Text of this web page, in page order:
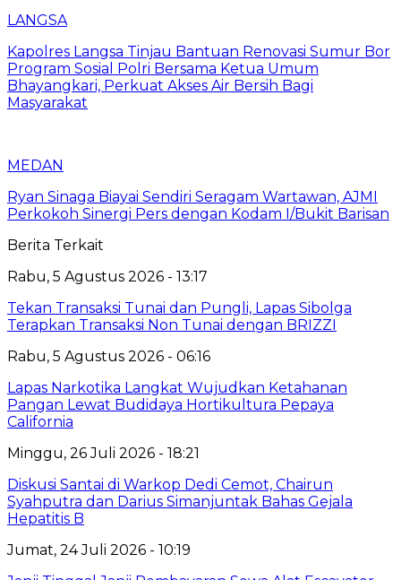
LANGSA
Kapolres Langsa Tinjau Bantuan Renovasi Sumur Bor
Program Sosial Polri Bersama Ketua Umum
Bhayangkari, Perkuat Akses Air Bersih Bagi
Masyarakat
MEDAN
Ryan Sinaga Biayai Sendiri Seragam Wartawan, AJMI
Perkokoh Sinergi Pers dengan Kodam I/Bukit Barisan
Berita Terkait
Rabu, 5 Agustus 2026 - 13:17
Tekan Transaksi Tunai dan Pungli, Lapas Sibolga
Terapkan Transaksi Non Tunai dengan BRIZZI
Rabu, 5 Agustus 2026 - 06:16
Lapas Narkotika Langkat Wujudkan Ketahanan
Pangan Lewat Budidaya Hortikultura Pepaya
California
Minggu, 26 Juli 2026 - 18:21
Diskusi Santai di Warkop Dedi Cemot, Chairun
Syahputra dan Darius Simanjuntak Bahas Gejala
Hepatitis B
Jumat, 24 Juli 2026 - 10:19